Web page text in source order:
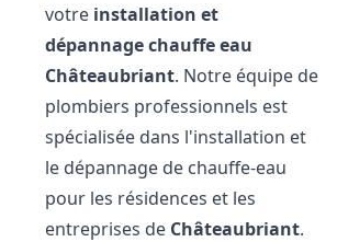
votre installation et
dépannage chauffe eau
Châteaubriant. Notre équipe de
plombiers professionnels est
spécialisée dans l'installation et
le dépannage de chauffe-eau
pour les résidences et les
entreprises de Châteaubriant.